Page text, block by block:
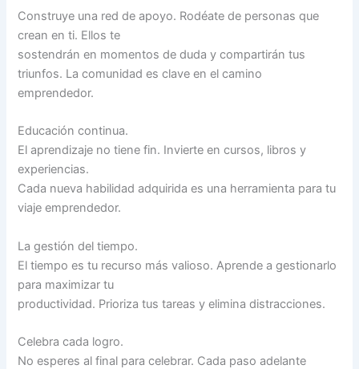
Construye una red de apoyo. Rodéate de personas que
crean en ti. Ellos te
sostendrán en momentos de duda y compartirán tus
triunfos. La comunidad es clave en el camino
emprendedor.
Educación continua.
El aprendizaje no tiene fin. Invierte en cursos, libros y
experiencias.
Cada nueva habilidad adquirida es una herramienta para tu
viaje emprendedor.
La gestión del tiempo.
El tiempo es tu recurso más valioso. Aprende a gestionarlo
para maximizar tu
productividad. Prioriza tus tareas y elimina distracciones.
Celebra cada logro.
No esperes al final para celebrar. Cada paso adelante